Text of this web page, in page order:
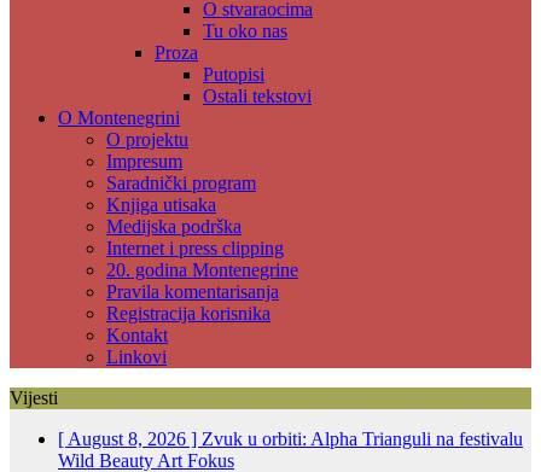
O stvaraocima
Tu oko nas
Proza
Putopisi
Ostali tekstovi
O Montenegrini
O projektu
Impresum
Saradnički program
Knjiga utisaka
Medijska podrška
Internet i press clipping
20. godina Montenegrine
Pravila komentarisanja
Registracija korisnika
Kontakt
Linkovi
Vijesti
[ August 8, 2026 ] Zvuk u orbiti: Alpha Trianguli na festivalu
Wild Beauty Art Fokus